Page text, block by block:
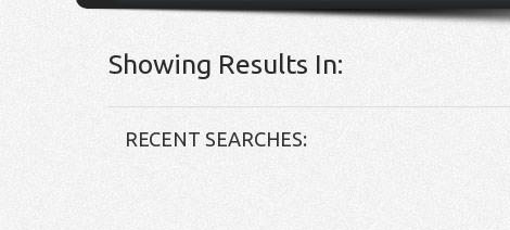
Showing Results In:
RECENT SEARCHES: